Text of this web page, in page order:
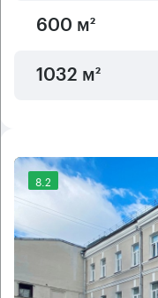
600 м²
1032 м²
8.2